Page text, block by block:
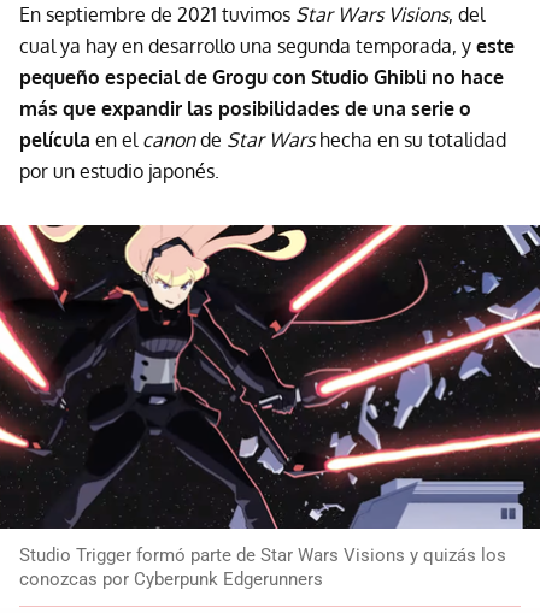
En septiembre de 2021 tuvimos Star Wars Visions, del
cual ya hay en desarrollo una segunda temporada, y este
pequeño especial de Grogu con Studio Ghibli no hace
más que expandir las posibilidades de una serie o
película en el canonde Star Warshecha en su totalidad
por un estudio japonés.
Studio Trigger formó parte de Star Wars Visions y quizás los
conozcas por Cyberpunk Edgerunners